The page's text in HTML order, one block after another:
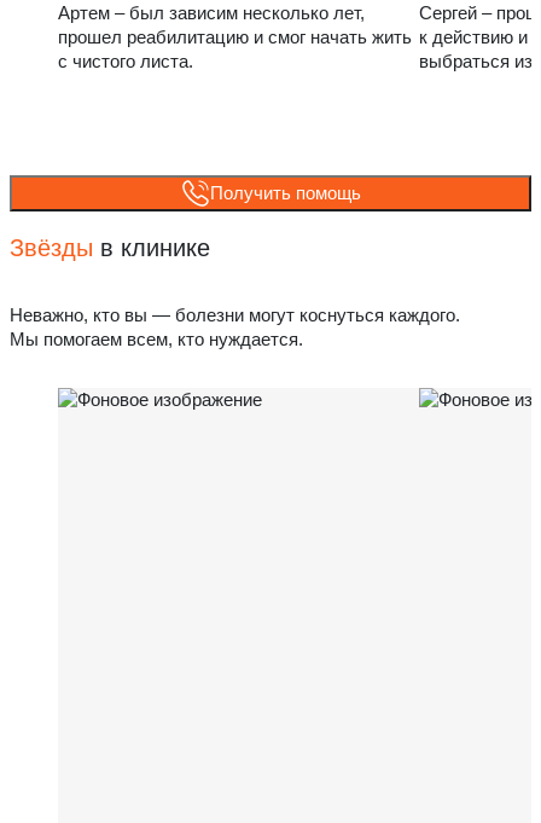
Артем – был зависим несколько лет,
прошел реабилитацию и смог начать жить
с чистого листа.
Сергей –
к действию и
выбраться из
Получить помощь
Звёзды в клинике
Неважно, кто вы — болезни могут коснуться каждого.
Мы помогаем всем, кто нуждается.